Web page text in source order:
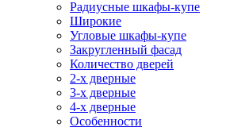
Радиусные шкафы-купе
Широкие
Угловые шкафы-купе
Закругленный фасад
Количество дверей
2-х дверные
3-х дверные
4-х дверные
Особенности